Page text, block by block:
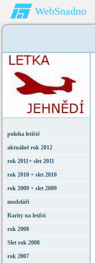
WebSnadno
poloha letiště
aktuálně rok 2012
rok 2011+ slet 2011
rok 2010 + slet 2010
rok 2009 + slet 2009
modeláři
Rarity na letišti
rok 2008
Slet rok 2008
rok 2007